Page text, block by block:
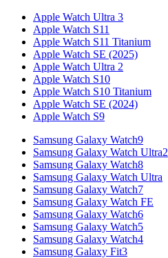
Apple Watch Ultra 3
Apple Watch S11
Apple Watch S11 Titanium
Apple Watch SE (2025)
Apple Watch Ultra 2
Apple Watch S10
Apple Watch S10 Titanium
Apple Watch SE (2024)
Apple Watch S9
Samsung Galaxy Watch9
Samsung Galaxy Watch Ultra2
Samsung Galaxy Watch8
Samsung Galaxy Watch Ultra
Samsung Galaxy Watch7
Samsung Galaxy Watch FE
Samsung Galaxy Watch6
Samsung Galaxy Watch5
Samsung Galaxy Watch4
Samsung Galaxy Fit3